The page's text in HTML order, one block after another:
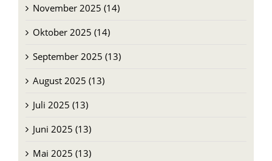
Oktober 2025 (14)
September 2025 (13)
August 2025 (13)
Juli 2025 (13)
Juni 2025 (13)
Mai 2025 (13)
April 2025 (16)